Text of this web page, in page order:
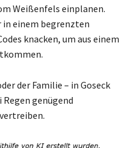
Weißenfels einplanen.
in einem begrenzten
knacken, um aus einem
der Familie – in Goseck
genügend